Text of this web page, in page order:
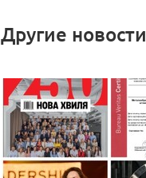
Другие новости